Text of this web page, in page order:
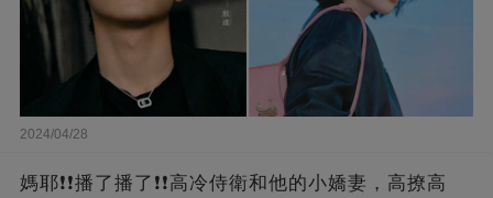
2024/04/28
媽耶❗❗播了播了❗❗高冷侍衛和他的小嬌妻，高撩高